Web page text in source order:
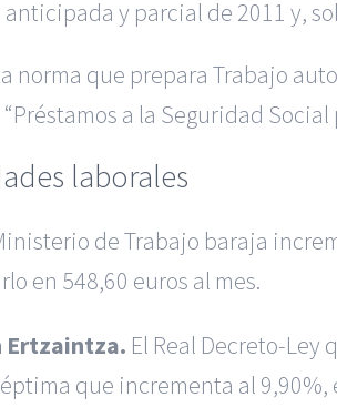
y parcial de 2011 y,
norma que prepara Trabajo
a la Seguridad
laborales
de Trabajo baraja
en 548,60 euros al mes.
Ertzaintza. El Real Decreto-
que incrementa al